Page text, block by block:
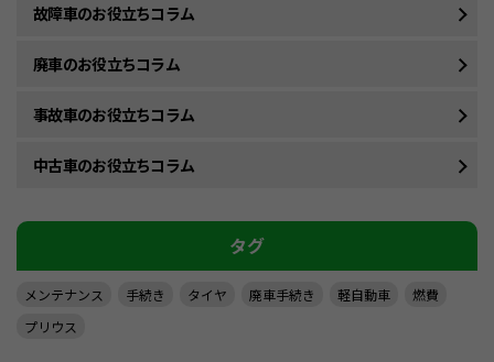
故障車のお役立ちコラム
廃車のお役立ちコラム
事故車のお役立ちコラム
中古車のお役立ちコラム
タグ
メンテナンス 手続き タイヤ 廃車手続き 軽自動車
燃費
プリウス